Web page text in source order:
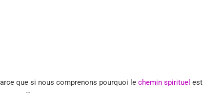
que si nous comprenons pourquoi le chemin spirituel